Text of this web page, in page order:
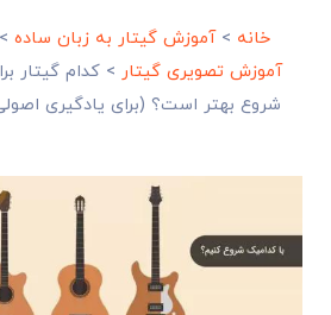
خانه >آموزش گیتار به زبان ساده >
آموزش تصویری گیتار> کدام گیتار
شروع بهتر است؟ (برای یادگیری